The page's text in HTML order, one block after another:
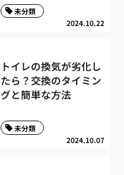
2024.10.22
未分類
トイレの換気が劣化し
たら？交換のタイミン
グと簡単な方法
2024.10.07
未分類